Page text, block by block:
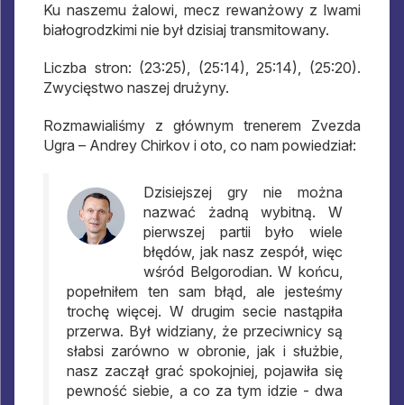
Ku naszemu żalowi, mecz rewanżowy z lwami
białogrodzkimi nie był dzisiaj transmitowany.
Liczba stron: (23:25), (25:14), 25:14), (25:20).
Zwycięstwo naszej drużyny.
Rozmawialiśmy z głównym trenerem Zvezda
Ugra – Andrey Chirkov i oto, co nam powiedział:
Dzisiejszej gry nie można
nazwać żadną wybitną. W
pierwszej partii było wiele
błędów, jak nasz zespół, więc
wśród Belgorodian. W końcu,
popełniłem ten sam błąd, ale jesteśmy
trochę więcej. W drugim secie nastąpiła
przerwa. Był widziany, że przeciwnicy są
słabsi zarówno w obronie, jak i służbie,
nasz zaczął grać spokojniej, pojawiła się
pewność siebie, a co za tym idzie - dwa